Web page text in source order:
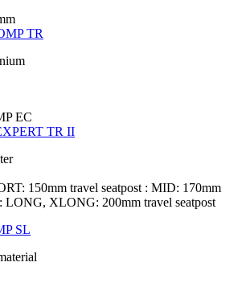
TR
EC
TR II
150mm travel seatpost : MID: 170mm
LONG, XLONG: 200mm travel seatpost
SL